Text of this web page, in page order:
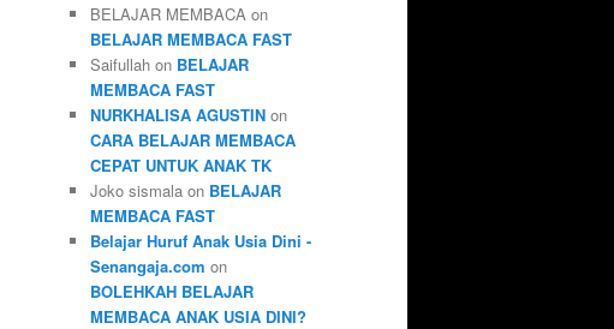
BELAJAR MEMBACA on
BELAJAR MEMBACA FAST
Saifullah on BELAJAR
MEMBACA FAST
NURKHALISA AGUSTIN on
CARA BELAJAR MEMBACA
CEPAT UNTUK ANAK TK
Joko sismala on BELAJAR
MEMBACA FAST
Belajar Huruf Anak Usia Dini -
Senangaja.com on
BOLEHKAH BELAJAR
MEMBACA ANAK USIA DINI?